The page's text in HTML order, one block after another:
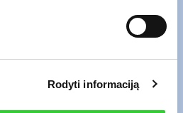
Rodyti informaciją